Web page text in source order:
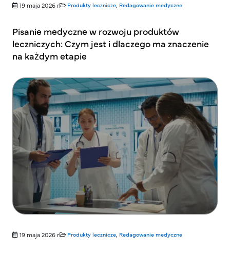
19 maja 2026 r. Produkty lecznicze Redagowanie medyczne
Pisanie medyczne w rozwoju produktów
leczniczych: Czym jest i dlaczego ma znaczenie
na każdym etapie
19 maja 2026 r. Produkty lecznicze Redagowanie medyczne